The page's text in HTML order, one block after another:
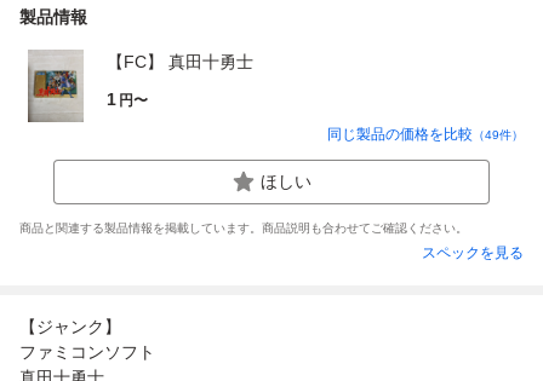
製品情報
【FC】 真田十勇士
1 円〜
同じ製品の価格を比較 （49件）
ほしい
商品と関連する製品情報を掲載しています。商品説明も合わせてご確認ください。
スペックを見る
【ジャンク】
ファミコンソフト